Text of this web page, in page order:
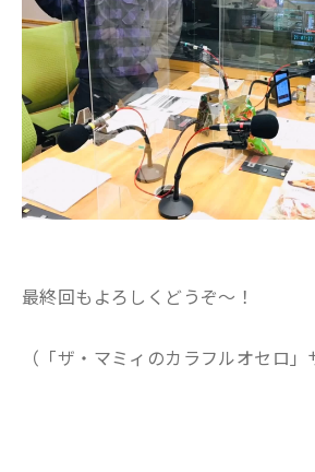
最終回もよろしくどうぞ〜！
（「ザ・マミィのカラフルオセロ」